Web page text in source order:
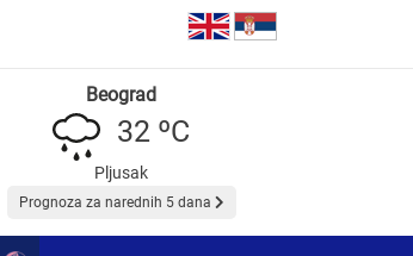
Beograd
32 ºC
Pljusak
Prognoza za narednih 5 dana